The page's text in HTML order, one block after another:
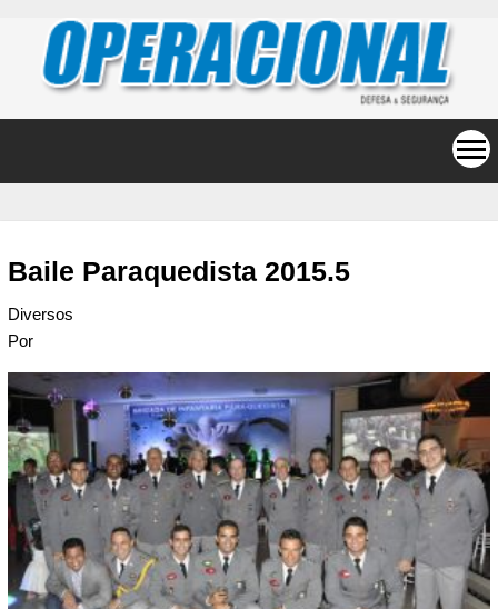
Baile Paraquedista 2015.5
Diversos
Por